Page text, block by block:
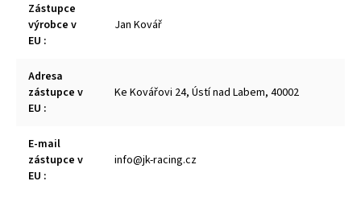
Zástupce
výrobce v
EU :
Jan Kovář
Adresa
zástupce v
EU :
Ke Kovářovi 24, Ústí nad Labem, 40002
E-mail
zástupce v
EU :
info@jk-racing.cz